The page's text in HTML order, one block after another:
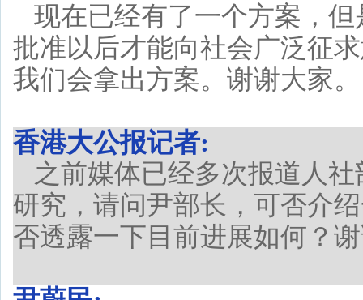
现在已经有了一个方案，
批准以后才能向社会广泛征
我们会拿出方案。谢谢大家。
香港大公报记者:
之前媒体已经多次报道人
研究，请问尹部长，可否介
否透露一下目前进展如何？